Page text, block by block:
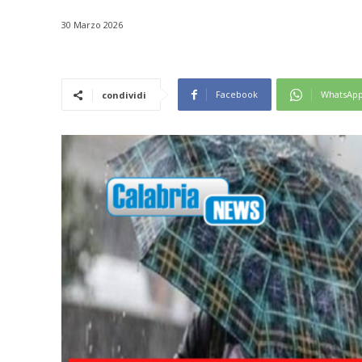
30 Marzo 2026
condividi Facebook